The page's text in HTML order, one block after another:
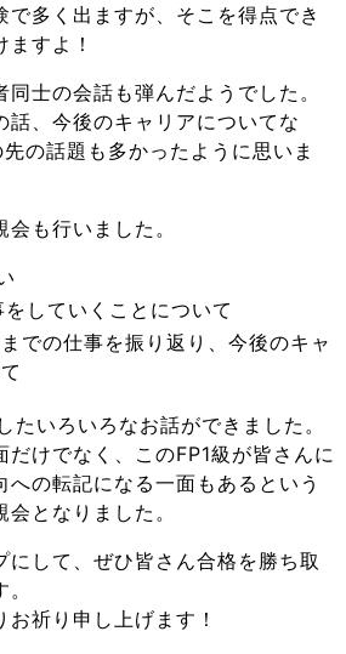
で多く出ますが、そこを得点でき
すよ！
士の会話も弾んだようでした。
話、今後のキャリアについてな
の話題も多かったように思いま
も行いました。
していくことについて
での仕事を振り返り、今後のキャ
たいろいろなお話ができました。
だけでなく、このFP1級が皆さんに
への転記になる一面もあるという
となりました。
にして、ぜひ皆さん合格を勝ち取
祈り申し上げます！